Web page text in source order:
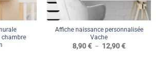
chambre
Affiche naissance personnalisée
Vache
8,90€ – 12,90€Plage
de